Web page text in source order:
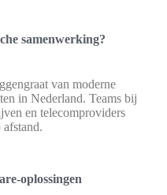
samenwerking?
van moderne
in Nederland. Teams bij
en telecomproviders
oplossingen